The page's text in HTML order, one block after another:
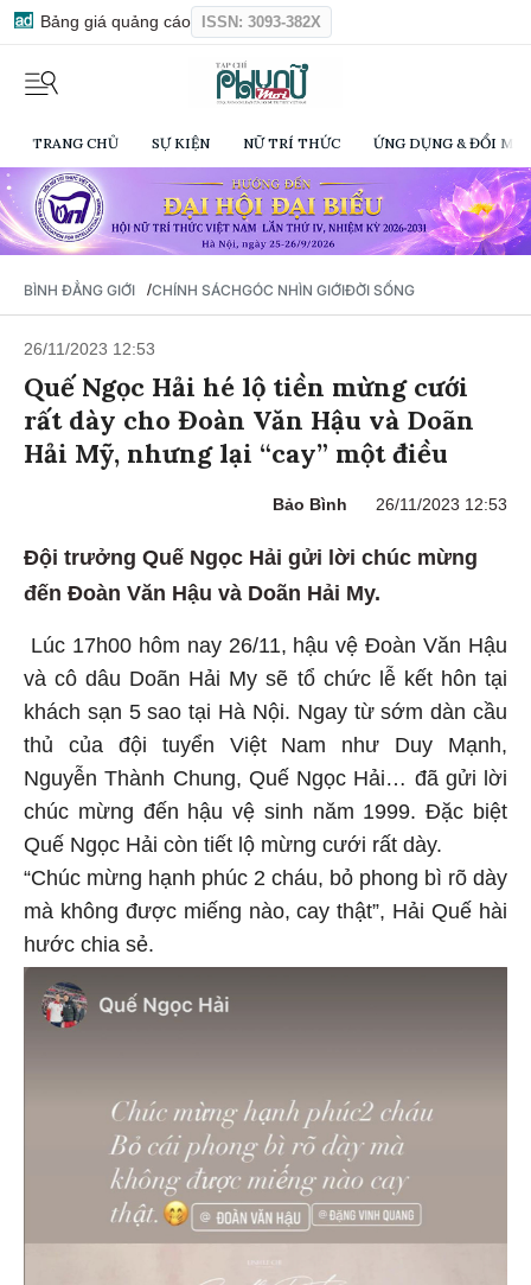
Bảng giá quảng cáo ISSN: 3093-382X
TRANG CHỦ SỰ KIỆN NỮ TRÍ THỨC ỨNG DỤNG & ĐỔI
BÌNH ĐẲNG GIỚI /CHÍNH SÁCHGÓC NHÌN GIỚIĐỜI SỐNG
26/11/2023 12:53
Quế Ngọc Hải hé lộ tiền mừng cưới
rất dày cho Đoàn Văn Hậu và Doãn
Hải Mỹ, nhưng lại “cay” một điều
Bảo Bình 26/11/2023 12:53
Đội trưởng Quế Ngọc Hải gửi lời chúc mừng
đến Đoàn Văn Hậu và Doãn Hải My.
Lúc 17h00 hôm nay 26/11, hậu vệ Đoàn Văn Hậu
và cô dâu Doãn Hải My sẽ tổ chức lễ kết hôn tại
khách sạn 5 sao tại Hà Nội. Ngay từ sớm dàn cầu
thủ của đội tuyển Việt Nam như Duy Mạnh,
Nguyễn Thành Chung, Quế Ngọc Hải… đã gửi lời
chúc mừng đến hậu vệ sinh năm 1999. Đặc biệt
Quế Ngọc Hải còn tiết lộ mừng cưới rất dày.
“Chúc mừng hạnh phúc 2 cháu, bỏ phong bì rõ dày
mà không được miếng nào, cay thật”, Hải Quế hài
hước chia sẻ.